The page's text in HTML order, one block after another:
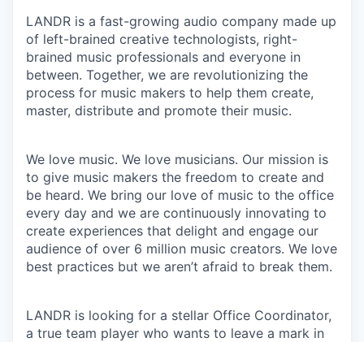
LANDR is a fast-growing audio company made up
of left-brained creative technologists, right-
brained music professionals and everyone in
between. Together, we are revolutionizing the
process for music makers to help them create,
master, distribute and promote their music.
We love music. We love musicians. Our mission is
to give music makers the freedom to create and
be heard. We bring our love of music to the office
every day and we are continuously innovating to
create experiences that delight and engage our
audience of over 6 million music creators. We love
best practices but we aren’t afraid to break them.
LANDR is looking for a stellar Office Coordinator,
a true team player who wants to leave a mark in